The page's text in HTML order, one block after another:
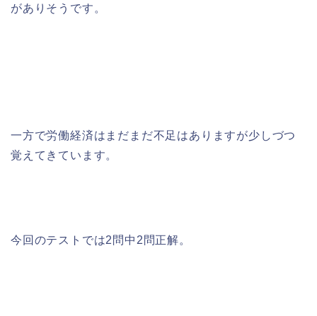
がありそうです。
一方で労働経済はまだまだ不足はありますが少しづつ
覚えてきています。
今回のテストでは2問中2問正解。